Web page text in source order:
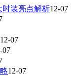
时装亮点解析12-07
12-07
07
12-07